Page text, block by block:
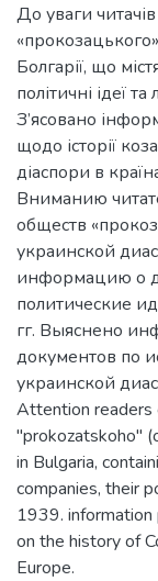
До уваги
Болгарії, що
політичні ідеї
З’ясовано
щодо історії
діаспори в
Вниманию
обществ
украинской
информацию о
политические
гг. Выяснено
документов по
украинской
Attention readers
"prokozatskoho"
in Bulgaria,
companies, their
1939.
on the history of
Europe.